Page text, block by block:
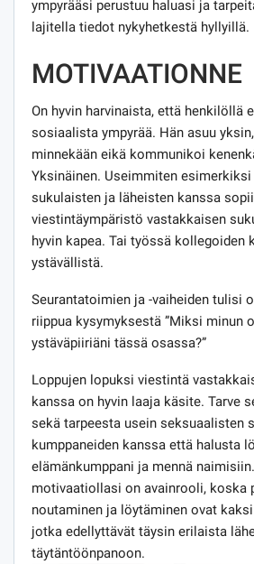
ympyrääsi perustuu haluasi ja
lajitella tiedot nykyhetkestä hyllyillä.
MOTIVAATIONNE
On hyvin harvinaista, että henkilöllä
sosiaalista ympyrää. Hän asuu
minnekään eikä kommunikoi
Yksinäinen. Useimmiten esimerkiksi
sukulaisten ja läheisten kanssa
viestintäympäristö vastakkaisen
hyvin kapea. Tai työssä kollegoiden
ystävällistä.
Seurantatoimien ja -vaiheiden tulisi
riippua kysymyksestä ”Miksi minun
ystäväpiiriäni tässä osassa?”
Loppujen lopuksi viestintä
kanssa on hyvin laaja käsite. Tarve
sekä tarpeesta usein seksuaalisten
kumppaneiden kanssa että halusta
elämänkumppani ja mennä
motivaatiollasi on avainrooli, koska
noutaminen ja löytäminen ovat
jotka edellyttävät täysin erilaista
täytäntöönpanoon.